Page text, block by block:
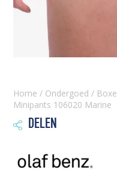
Home / Ondergoed /
Minipants 106020 Marine
 DELEN